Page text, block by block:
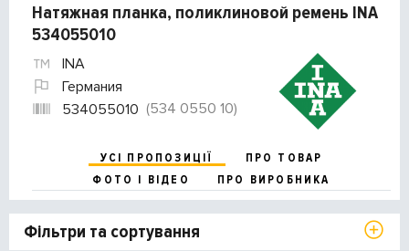
Натяжная планка, поликлиновой ремень INA
534055010
INA
Германия
534055010 (534 0550 10)
УСІ ПРОПОЗИЦІЇ
ПРО ТОВАР
ФОТО І ВІДЕО
ПРО ВИРОБНИКА
Фільтри та сортування